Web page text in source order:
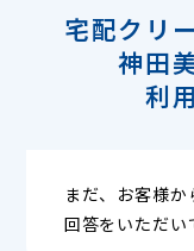
宅配クリ
神田
利
まだ、お客様
回答をいただい